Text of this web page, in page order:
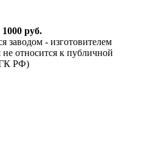
1000 руб.
заводом - изготовителем
относится к публичной
ГК РФ)